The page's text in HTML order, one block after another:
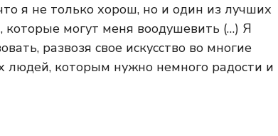
я не только хорош, но и один из лучших
которые могут меня воодушевить (…) Я
развозя свое искусство во многие
людей, которым нужно немного радости и